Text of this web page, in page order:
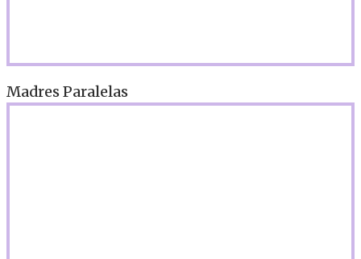
Madres Paralelas